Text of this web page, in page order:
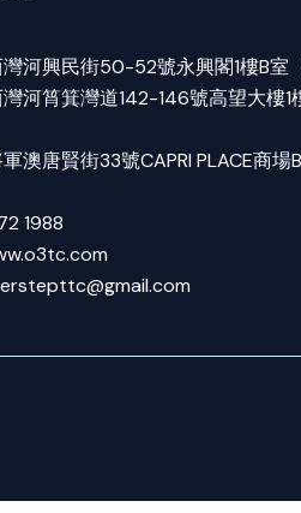
河興民街50-52號永興閣1樓B室
河筲箕灣道142-146號高望大樓
澳唐賢街33號CAPRI PLACE商
1988